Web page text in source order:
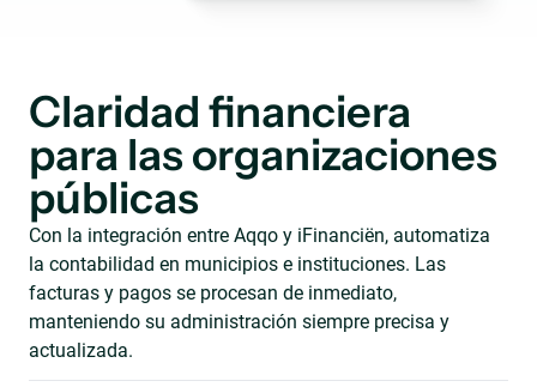
Claridad financiera
para las organizaciones
públicas
Con la integración entre Aqqo y iFinanciën, automatiza
la contabilidad en municipios e instituciones. Las
facturas y pagos se procesan de inmediato,
manteniendo su administración siempre precisa y
actualizada.